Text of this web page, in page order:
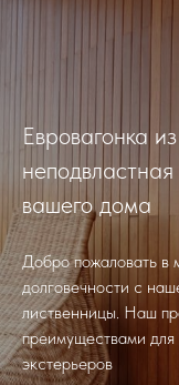
Евровагонка
вашего дома
Добро пожаловать в
долговечности с
лиственницы. Наш
преимуществами для
экстерьеров